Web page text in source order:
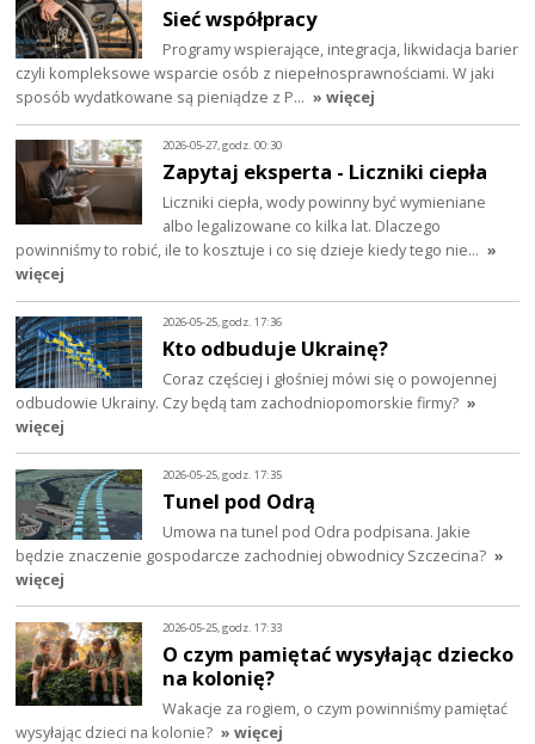
Sieć współpracy
Programy wspierające, integracja, likwidacja barier
czyli kompleksowe wsparcie osób z niepełnosprawnościami. W jaki
sposób wydatkowane są pieniądze z P… » więcej
2026-05-27, godz. 00:30
Zapytaj eksperta - Liczniki ciepła
Liczniki ciepła, wody powinny być wymieniane
albo legalizowane co kilka lat. Dlaczego
powinniśmy to robić, ile to kosztuje i co się dzieje kiedy tego nie… »
więcej
2026-05-25, godz. 17:36
Kto odbuduje Ukrainę?
Coraz częściej i głośniej mówi się o powojennej
odbudowie Ukrainy. Czy będą tam zachodniopomorskie firmy? »
więcej
2026-05-25, godz. 17:35
Tunel pod Odrą
Umowa na tunel pod Odra podpisana. Jakie
będzie znaczenie gospodarcze zachodniej obwodnicy Szczecina? »
więcej
2026-05-25, godz. 17:33
O czym pamiętać wysyłając dziecko
na kolonię?
Wakacje za rogiem, o czym powinniśmy pamiętać
wysyłając dzieci na kolonie? » więcej